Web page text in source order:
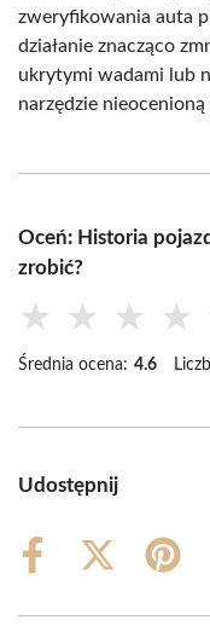
zweryfikowania auta
działanie znacząco
ukrytymi wadami lub
narzędzie nieocenioną
Oceń: Historia
zrobić?
★ ★ ★ ★
Średnia ocena: 4.6
Udostępnij
Share
Share
(Twitter)
Share